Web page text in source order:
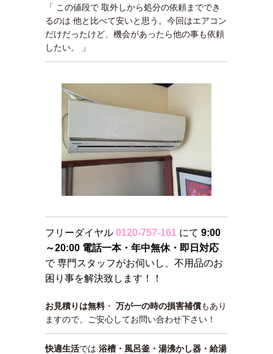
「 この値段で 取外しから処分の依頼まででき
るのは 他と比べて安いと思う。今回はエアコン
だけだったけど、機会があったら他の事も依頼
したい。 」
フリーダイヤル 0120-757-161 にて 9:00
～20:00 電話一本・年中無休・即日対応
で 専門スタッフがお伺いし、不用品のお
困り事を解決致します！！
お見積りは無料・ 万が一の時の損害補償もあり
ますので、ご安心してお問い合わせ下さい！
快適生活では 浴槽・風呂釜・湯沸かし器・給湯